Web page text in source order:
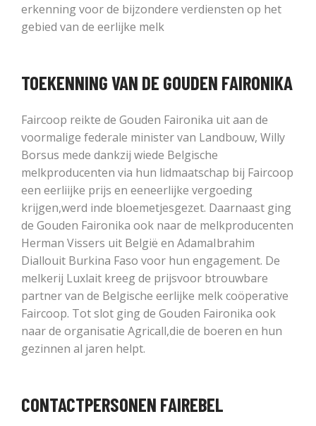
erkenning voor de bijzondere verdiensten op het
gebied van de eerlijke melk
TOEKENNING VAN DE GOUDEN FAIRONIKA
Faircoop reikte de Gouden Faironika uit aan de
voormalige federale minister van Landbouw, Willy
Borsus mede dankzij wiede Belgische
melkproducenten via hun lidmaatschap bij Faircoop
een eerliijke prijs en eeneerlijke vergoeding
krijgen,werd inde bloemetjesgezet. Daarnaast ging
de Gouden Faironika ook naar de melkproducenten
Herman Vissers uit België en AdamaIbrahim
Diallouit Burkina Faso voor hun engagement. De
melkerij Luxlait kreeg de prijsvoor btrouwbare
partner van de Belgische eerlijke melk coöperative
Faircoop. Tot slot ging de Gouden Faironika ook
naar de organisatie Agricall,die de boeren en hun
gezinnen al jaren helpt.
CONTACTPERSONEN FAIREBEL